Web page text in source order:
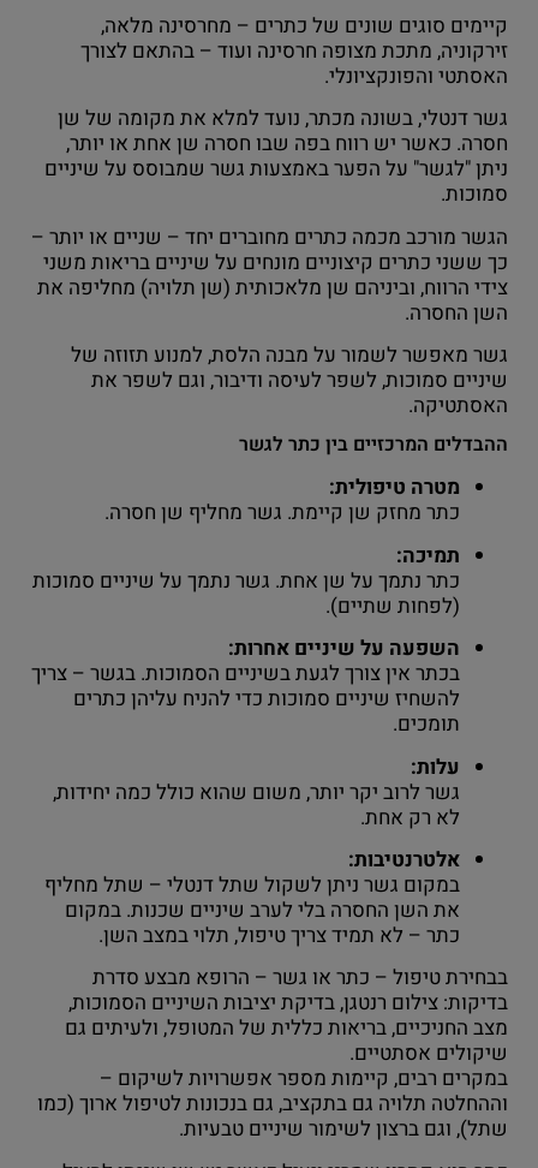
קיימים סוגים שונים של כתרים – מחרסינה מלאה,
זירקוניה, מתכת מצופה חרסינה ועוד – בהתאם לצורך
האסתטי והפונקציונלי.
גשר דנטלי, בשונה מכתר, נועד למלא את מקומה של שן
חסרה. כאשר יש רווח בפה שבו חסרה שן אחת או יותר,
ניתן "לגשר" על הפער באמצעות גשר שמבוסס על שיניים
סמוכות.
הגשר מורכב מכמה כתרים מחוברים יחד – שניים או יותר –
כך ששני כתרים קיצוניים מונחים על שיניים בריאות משני
צידי הרווח, וביניהם שן מלאכותית (שן תלויה) מחליפה את
השן החסרה.
גשר מאפשר לשמור על מבנה הלסת, למנוע תזוזה של
שיניים סמוכות, לשפר לעיסה ודיבור, וגם לשפר את
האסתטיקה.
ההבדלים המרכזיים בין כתר לגשר
מטרה טיפולית:
כתר מחזק שן קיימת. גשר מחליף שן חסרה.
תמיכה:
כתר נתמך על שן אחת. גשר נתמך על שיניים סמוכות
(לפחות שתיים).
השפעה על שיניים אחרות:
בכתר אין צורך לגעת בשיניים הסמוכות. בגשר – צריך
להשחיז שיניים סמוכות כדי להניח עליהן כתרים
תומכים.
עלות:
גשר לרוב יקר יותר, משום שהוא כולל כמה יחידות,
לא רק אחת.
אלטרנטיבות:
במקום גשר ניתן לשקול שתל דנטלי – שתל מחליף
את השן החסרה בלי לערב שיניים שכנות. במקום
כתר – לא תמיד צריך טיפול, תלוי במצב השן.
בבחירת טיפול – כתר או גשר – הרופא מבצע סדרת
בדיקות: צילום רנטגן, בדיקת יציבות השיניים הסמוכות,
מצב החניכיים, בריאות כללית של המטופל, ולעיתים גם
שיקולים אסתטיים.
במקרים רבים, קיימות מספר אפשרויות לשיקום –
וההחלטה תלויה גם בתקציב, גם בנכונות לטיפול ארוך (כמו
שתל), וגם ברצון לשימור שיניים טבעיות.